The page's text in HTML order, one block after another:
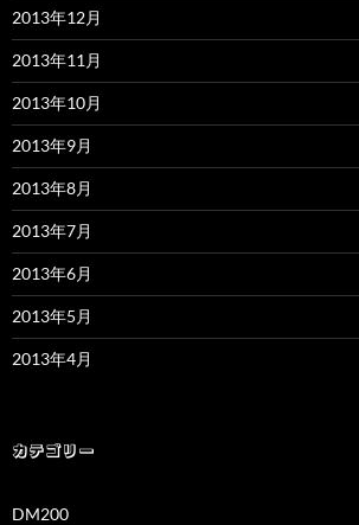
2013年12月
2013年11月
2013年10月
2013年9月
2013年8月
2013年7月
2013年6月
2013年5月
2013年4月
カテゴリー
DM200